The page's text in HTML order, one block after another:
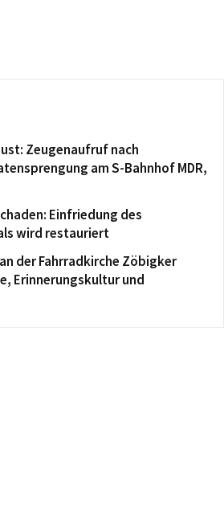
Zeugenaufruf nach
am S-Bahnhof MDR,
Einfriedung des
wird restauriert
der Fahrradkirche Zöbigker
Erinnerungskultur und